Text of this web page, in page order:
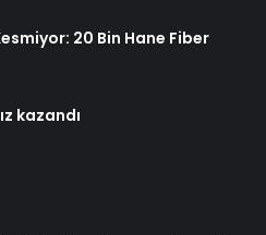
20 Bin Hane Fiber
kazandı